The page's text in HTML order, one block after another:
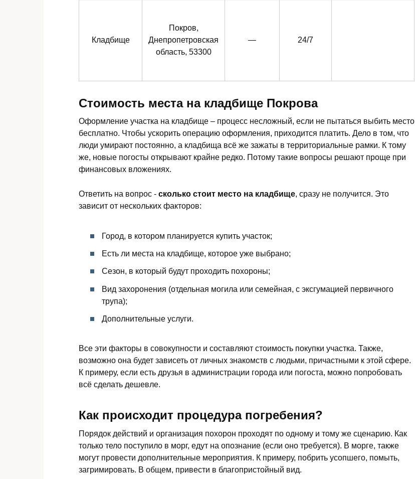
Кладбище
Покров,
Днепропетровская
область, 53300
— 24/7
Стоимость места на кладбище Покрова
Оформление участка на кладбище – процесс несложный, если не пытаться выбить место
бесплатно. Чтобы ускорить операцию оформления, приходится платить. Дело в том, что
люди умирают постоянно, а кладбища всё же зажаты в территориальные рамки. К тому
же, новые погосты открывают крайне редко. Потому такие вопросы решают проще при
финансовых вложениях.
Ответить на вопрос - сколько стоит место на кладбище, сразу не получится. Это
зависит от нескольких факторов:
Город, в котором планируется купить участок;
Есть ли места на кладбище, которое уже выбрано;
Сезон, в который будут проходить похороны;
Вид захоронения (отдельная могила или семейная, с эксгумацией первичного
трупа);
Дополнительные услуги.
Все эти факторы в совокупности и составляют стоимость покупки участка. Также,
возможно она будет зависеть от личных знакомств с людьми, причастными к этой сфере.
К примеру, если есть друзья в администрации города или погоста, можно попробовать
всё сделать дешевле.
Как происходит процедура погребения?
Порядок действий и организация похорон проходят по одному и тому же сценарию. Как
только тело поступило в морг, едут на опознание (если оно требуется). В морге, также
могут провести дополнительные мероприятия. К примеру, побрить усопшего, помыть,
загримировать. В общем, привести в благопристойный вид.